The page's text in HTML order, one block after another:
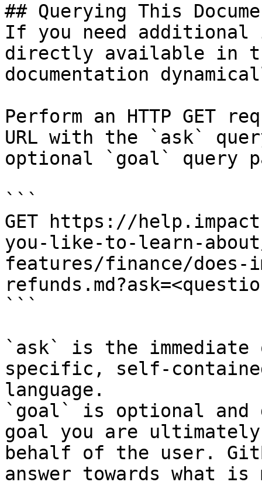
## Querying This
If you need
directly available in
documentation
Perform an HTTP GET
URL with the `ask`
optional `goal` query
```
GET https://
you-like-to-learn-
features/finance/does-
```
`ask` is the
specific, self-
language.
`goal` is optional and
goal you are
behalf of the user.
answer towards what